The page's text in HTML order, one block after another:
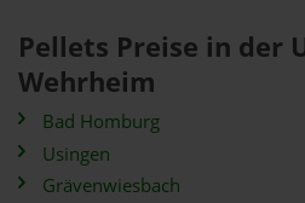
Pellets Preise in der
Wehrheim
Bad Homburg
Usingen
Grävenwiesbach